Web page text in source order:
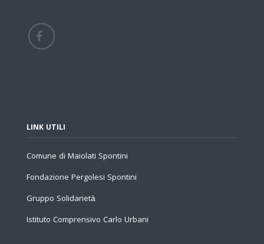
LINK UTILI
Comune di Maiolati Spontini
Fondazione Pergolesi Spontini
Gruppo Solidarietà
Istituto Comprensivo Carlo Urbani